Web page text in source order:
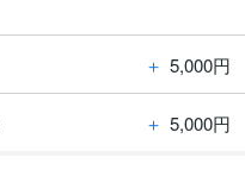
＋ 5,000円
＋ 5,000円